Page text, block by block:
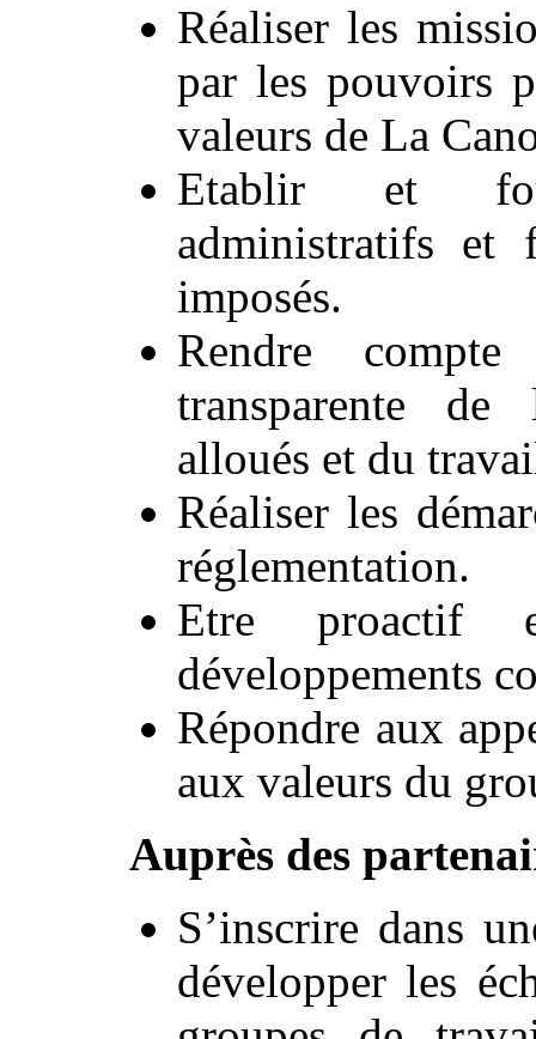
Réaliser les
par les pouvoirs
valeurs de La
Etablir et
administratifs et
imposés.
Rendre
transparente de
alloués et du
Réaliser les
réglementation.
Etre proactif
développements
Répondre aux
aux valeurs du
Auprès des
S’inscrire dans
développer les